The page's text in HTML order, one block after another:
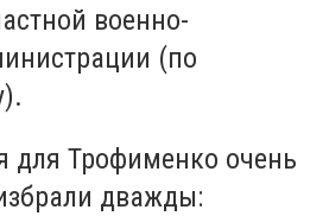
военно-
(по
для Трофименко очень
дважды: